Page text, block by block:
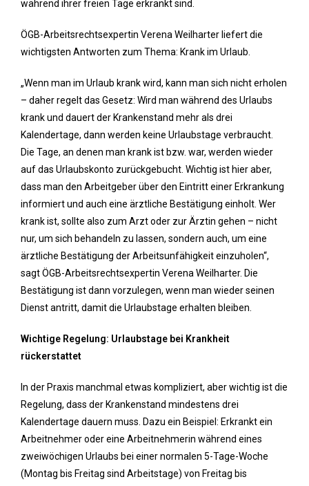
während ihrer freien Tage erkrankt sind.
ÖGB-Arbeitsrechtsexpertin Verena Weilharter liefert die
wichtigsten Antworten zum Thema: Krank im Urlaub.
„Wenn man im Urlaub krank wird, kann man sich nicht erholen
– daher regelt das Gesetz: Wird man während des Urlaubs
krank und dauert der Krankenstand mehr als drei
Kalendertage, dann werden keine Urlaubstage verbraucht.
Die Tage, an denen man krank ist bzw. war, werden wieder
auf das Urlaubskonto zurückgebucht. Wichtig ist hier aber,
dass man den Arbeitgeber über den Eintritt einer Erkrankung
informiert und auch eine ärztliche Bestätigung einholt. Wer
krank ist, sollte also zum Arzt oder zur Ärztin gehen – nicht
nur, um sich behandeln zu lassen, sondern auch, um eine
ärztliche Bestätigung der Arbeitsunfähigkeit einzuholen“,
sagt ÖGB-Arbeitsrechtsexpertin Verena Weilharter. Die
Bestätigung ist dann vorzulegen, wenn man wieder seinen
Dienst antritt, damit die Urlaubstage erhalten bleiben.
Wichtige Regelung: Urlaubstage bei Krankheit
rückerstattet
In der Praxis manchmal etwas kompliziert, aber wichtig ist die
Regelung, dass der Krankenstand mindestens drei
Kalendertage dauern muss. Dazu ein Beispiel: Erkrankt ein
Arbeitnehmer oder eine Arbeitnehmerin während eines
zweiwöchigen Urlaubs bei einer normalen 5-Tage-Woche
(Montag bis Freitag sind Arbeitstage) von Freitag bis